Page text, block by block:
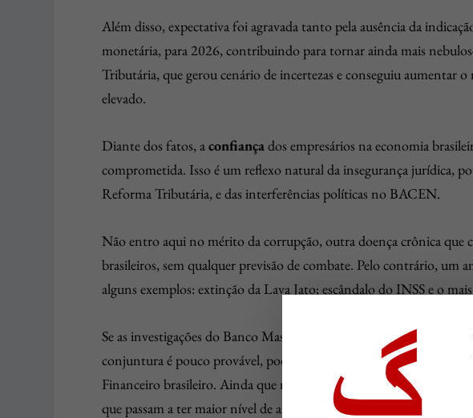
Além disso, expectativa foi agravada tanto pela ausência da
monetária, para 2026, contribuindo para tornar ainda mais
Tributária, que gerou cenário de incertezas e conseguiu aumentar
elevado.
Diante dos fatos, aconfiançados empresários na economia
comprometida. Isso é um reflexo natural da insegurança jurídica,
Reforma Tributária, e das interferências políticas no BACEN.
Não entro aqui no mérito da corrupção, outra doença crônica que
brasileiros, sem qualquer previsão de combate. Pelo contrário, um
alguns exemplos: extinção da Lava Jato; escândalo do INSS e o
Se as investigações do Banco Master forem mesmo levadas a bom
conjuntura é pouco provável, poderá ser revelado um esquema de
Financeiro brasileiro. Ainda que não seja investigado, é natural
que passam a ter maior nível de atenção e receio, com reflexo na